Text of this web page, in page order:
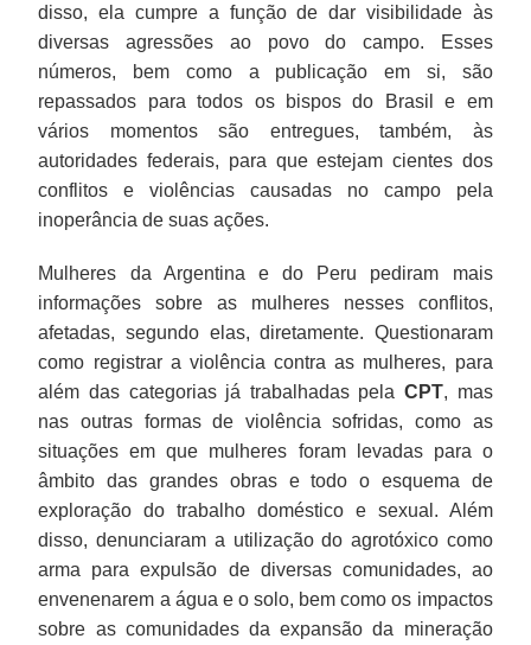
disso, ela cumpre a função de dar visibilidade às
diversas agressões ao povo do campo. Esses
números, bem como a publicação em si, são
repassados para todos os bispos do Brasil e em
vários momentos são entregues, também, às
autoridades federais, para que estejam cientes dos
conflitos e violências causadas no campo pela
inoperância de suas ações.
Mulheres da Argentina e do Peru pediram mais
informações sobre as mulheres nesses conflitos,
afetadas, segundo elas, diretamente. Questionaram
como registrar a violência contra as mulheres, para
além das categorias já trabalhadas pela CPT, mas
nas outras formas de violência sofridas, como as
situações em que mulheres foram levadas para o
âmbito das grandes obras e todo o esquema de
exploração do trabalho doméstico e sexual. Além
disso, denunciaram a utilização do agrotóxico como
arma para expulsão de diversas comunidades, ao
envenenarem a água e o solo, bem como os impactos
sobre as comunidades da expansão da mineração